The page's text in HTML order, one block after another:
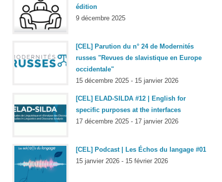
édition
9 décembre 2025
[CEL] Parution du n° 24 de Modernités
russes "Revues de slavistique en Europe
occidentale"
15 décembre 2025 - 15 janvier 2026
[CEL] ELAD-SILDA #12 | English for
specific purposes at the interfaces
17 décembre 2025 - 17 janvier 2026
[CEL] Podcast | Les Échos du langage #01
15 janvier 2026 - 15 février 2026